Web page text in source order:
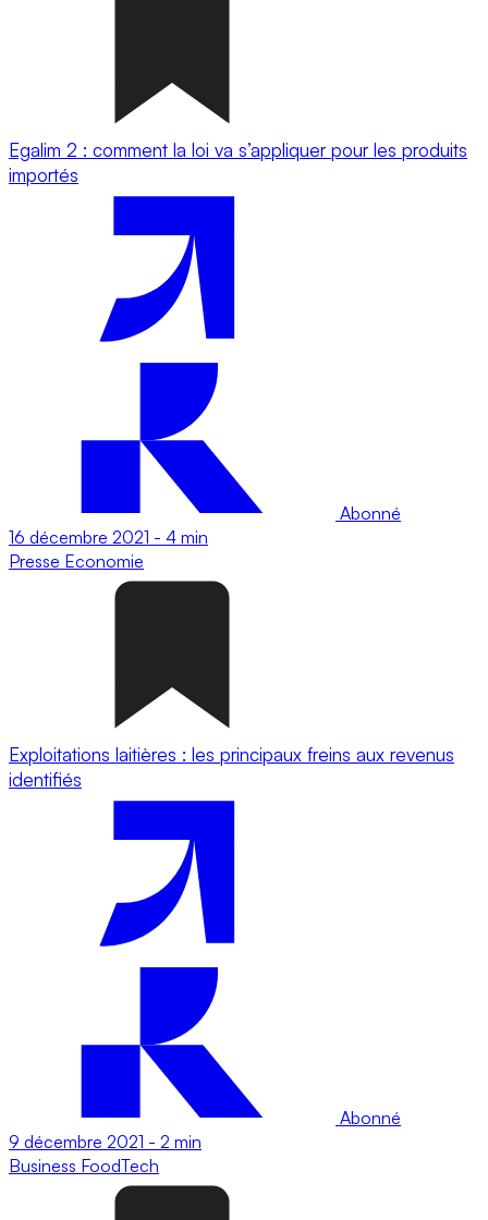
Egalim 2 : comment la loi va s’appliquer pour les produits
importés
Abonné
16 décembre 2021 - 4 min
Presse Economie
Exploitations laitières : les principaux freins aux revenus
identifiés
Abonné
9 décembre 2021 - 2 min
Business FoodTech